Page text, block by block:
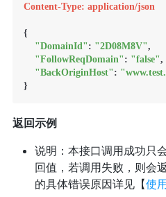
Content-Type: application/json
{
"DomainId": "2D08M8V",
"FollowReqDomain": "false",
"BackOriginHost":
}
返回示例
说明：本接口调用成功只
回值，若调用失败，则
的具体错误原因详见【使